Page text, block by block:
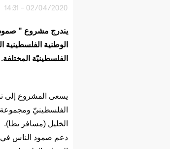
02/04/2020 - 14:31
يندرج مشروع "
الوطنية الفلسطينية
الفلسطينيّة المختلفة.
يسعى المشروع إلى
الفلسطينيّ ومجموعة
الخليل (مسافر يطا).
دعم صمود الناس في